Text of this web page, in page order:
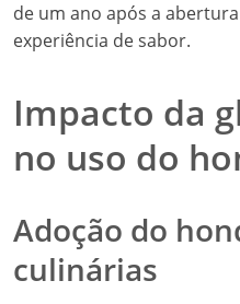
de um ano após a
experiência de sabor.
Impacto da
no uso do
Adoção do
culinárias